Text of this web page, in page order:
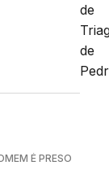
de
de
É PRESO